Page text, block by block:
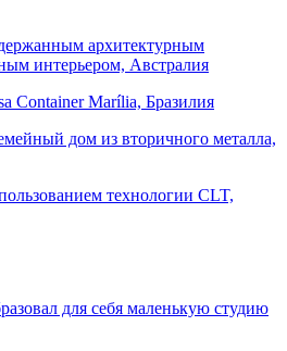
архитектурным
интерьером, Австралия
Container Marília, Бразилия
дом из вторичного металла,
технологии CLT,
для себя маленькую студию